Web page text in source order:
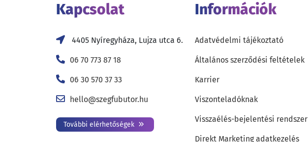
Kapcsolat
4405 Nyíregyháza, Lujza utca 6.
06 70 773 87 18
06 30 570 37 33
hello@szegfubutor.hu
További elérhetőségek
Információk
Adatvédelmi tájékoztató
Általános szerződési feltételek
Karrier
Viszonteladóknak
Visszaélés-bejelentési rendszer
Direkt Marketing adatkezelés